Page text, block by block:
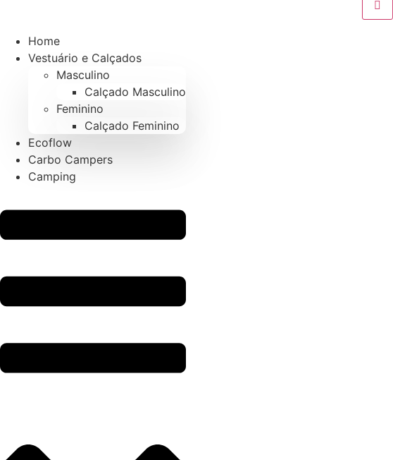
Home
Vestuário e Calçados
Masculino
Calçado Masculino
Feminino
Calçado Feminino
Ecoflow
Carbo Campers
Camping